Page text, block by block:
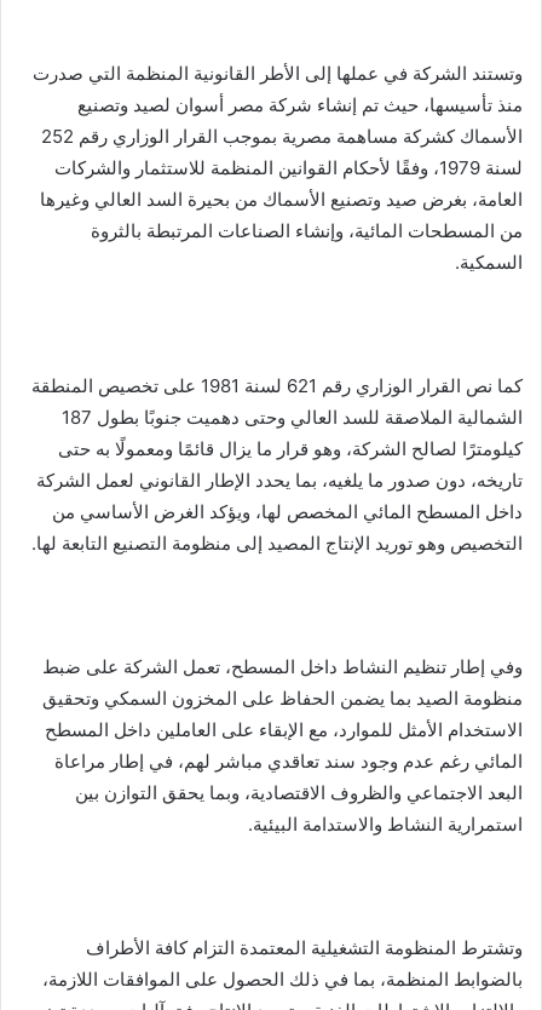
وتستند الشركة في عملها إلى الأطر القانونية المنظمة التي صدرت
منذ تأسيسها، حيث تم إنشاء شركة مصر أسوان لصيد وتصنيع
الأسماك كشركة مساهمة مصرية بموجب القرار الوزاري رقم 252
لسنة 1979، وفقًا لأحكام القوانين المنظمة للاستثمار والشركات
العامة، بغرض صيد وتصنيع الأسماك من بحيرة السد العالي وغيرها
من المسطحات المائية، وإنشاء الصناعات المرتبطة بالثروة
السمكية.
كما نص القرار الوزاري رقم 621 لسنة 1981 على تخصيص المنطقة
الشمالية الملاصقة للسد العالي وحتى دهميت جنوبًا بطول 187
كيلومترًا لصالح الشركة، وهو قرار ما يزال قائمًا ومعمولًا به حتى
تاريخه، دون صدور ما يلغيه، بما يحدد الإطار القانوني لعمل الشركة
داخل المسطح المائي المخصص لها، ويؤكد الغرض الأساسي من
التخصيص وهو توريد الإنتاج المصيد إلى منظومة التصنيع التابعة لها.
وفي إطار تنظيم النشاط داخل المسطح، تعمل الشركة على ضبط
منظومة الصيد بما يضمن الحفاظ على المخزون السمكي وتحقيق
الاستخدام الأمثل للموارد، مع الإبقاء على العاملين داخل المسطح
المائي رغم عدم وجود سند تعاقدي مباشر لهم، في إطار مراعاة
البعد الاجتماعي والظروف الاقتصادية، وبما يحقق التوازن بين
استمرارية النشاط والاستدامة البيئية.
وتشترط المنظومة التشغيلية المعتمدة التزام كافة الأطراف
بالضوابط المنظمة، بما في ذلك الحصول على الموافقات اللازمة،